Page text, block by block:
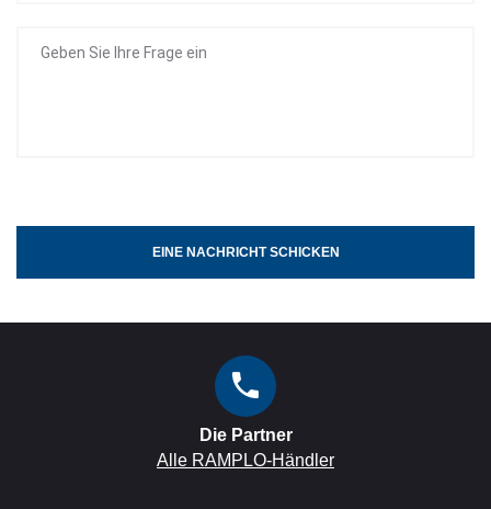
EINE NACHRICHT SCHICKEN
Die Partner
Alle RAMPLO-Händler